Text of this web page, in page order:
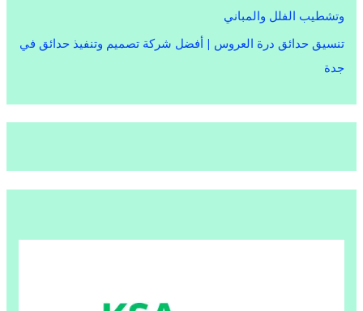
وتشطيب الفلل والمباني
تنسيق حدائق درة العروس | أفضل شركة تصميم وتنفيذ حدائق في
جدة